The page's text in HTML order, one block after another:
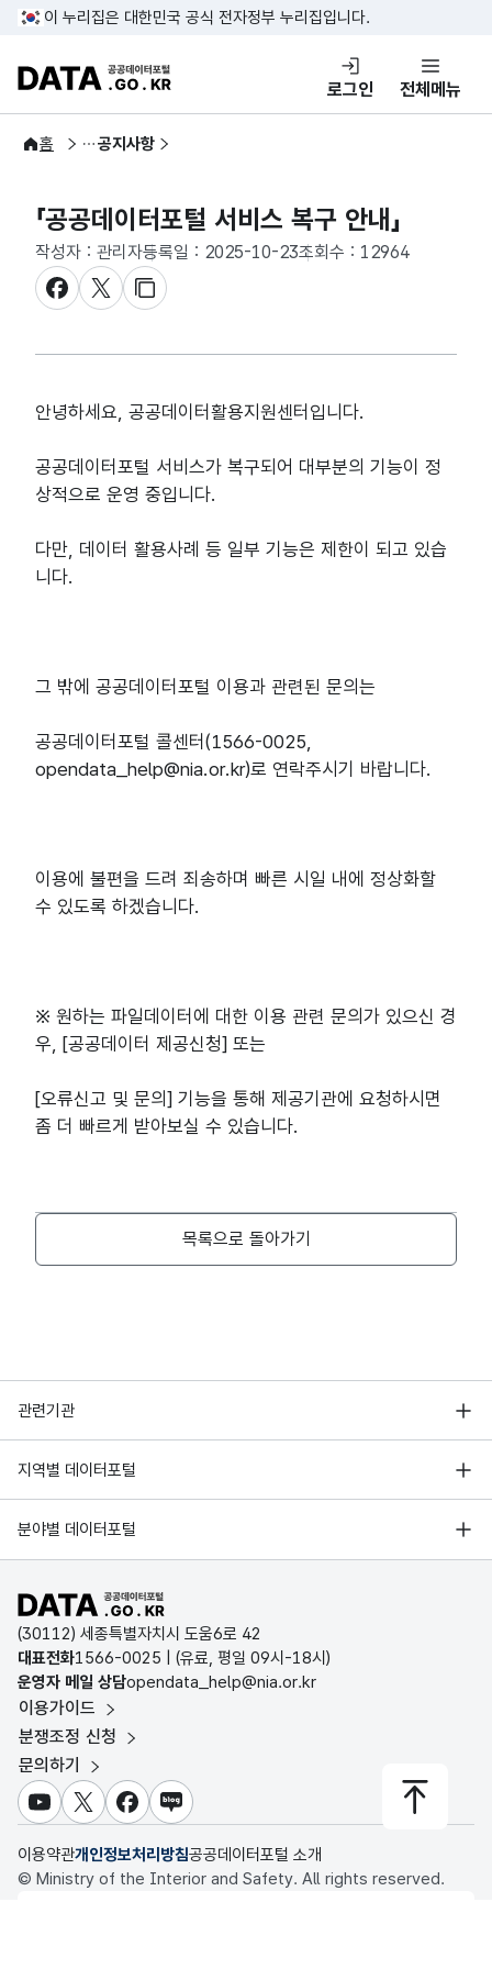
콘텐츠 바로가기
푸터 바로가기
이 누리집은 대한민국 공식 전자정부 누리집입니다.
DATA.GO.KR 공공데이터포털
로그인 전체메뉴
홈
정보공유 공지사항
「공공데이터포털 서비스 복구 안내」
작성자 : 관리자등록일 : 2025-10-23조회수 : 12964
페이스북 공유하기
엑스 공유하기
URL 복사하기
안녕하세요, 공공데이터활용지원센터입니다.
공공데이터포털 서비스가 복구되어 대부분의 기능이 정
상적으로 운영 중입니다.
다만, 데이터 활용사례 등 일부 기능은 제한이 되고 있습
니다.
그 밖에 공공데이터포털 이용과 관련된 문의는
공공데이터포털 콜센터 (1566-0025,
opendata_help@nia.or.kr)로 연락주시기 바랍니다.
이용에 불편을 드려 죄송하며 빠른 시일 내에 정상화할
수 있도록 하겠습니다.
※ 원하는 파일데이터에 대한 이용 관련 문의가 있으신 경
우, [공공데이터 제공신청] 또는
[오류신고 및 문의 ] 기능을 통해 제공기관에 요청하시면
좀 더 빠르게 받아보실 수 있습니다.
목록으로 돌아가기
관련기관
행정안전부
한국지능정보사회진흥원
국가정보자원관리원
지역별 데이터포털
서울 열린데이터광장
경기데이터드림
D-데이터허브
인천데이터포털
울산광역시 데이터포털
전남광주통합특별시 빅데이터 플랫폼
대전광역시 데이터포털
세종특별자치시 데이터포털
충청북도 데이터허브
분야별 데이터포털
기상자료개방포털
국토교통부 공간정보오픈플랫폼
환경부 환경데이터포털
문화데이터광장
농림축산식품 공공데이터포털
보건의료빅데이터개방시스템
식품의약품안전처 데이터포털
교육통계서비스
공공데이터포털 바로가기
(30112) 세종특별자치시 도움6로 42
대표전화1566-0025 | (유료, 평일 09시-18시)
운영자 메일 상담opendata_help@nia.or.kr
이용가이드
분쟁조정 신청
문의하기
유튜브X 페이스북
블로그
이용약관개인정보처리방침공공데이터포털 소개
© Ministry of the Interior and Safety. All rights reserved.